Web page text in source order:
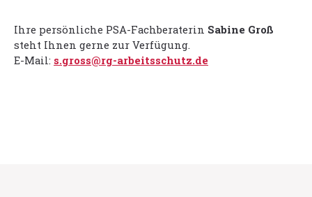
Ihre persönliche PSA-Fachberaterin Sabine Groß
steht Ihnen gerne zur Verfügung.
E-Mail: s.gross@rg-arbeitsschutz.de